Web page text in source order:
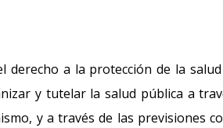
derecho a la protección de la
y tutelar la salud pública a
y a través de las previsiones